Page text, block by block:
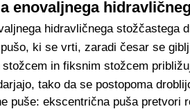
enovaljnega
hidravličnega
ki se vrti, zaradi česar se
in fiksnim stožcem
tako da se postopoma
puše: ekscentrična puša pretvori